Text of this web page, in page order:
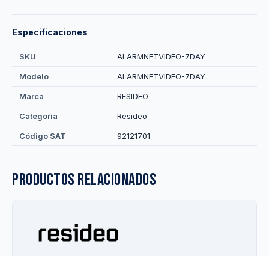
Especificaciones
SKU ALARMNETVIDEO-7DAY
Modelo ALARMNETVIDEO-7DAY
Marca RESIDEO
Categoría Resideo
Código SAT 92121701
Productos relacionados